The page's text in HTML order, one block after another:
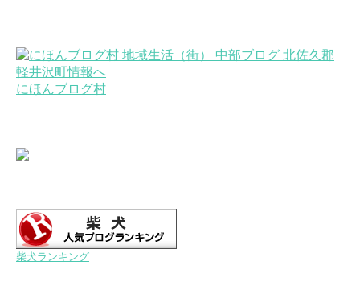
にほんブログ村
柴犬ランキング